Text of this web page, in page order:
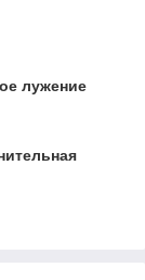
лужение